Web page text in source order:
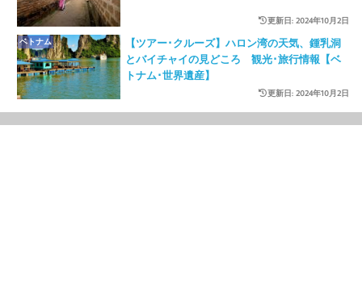
更新日: 2024年10月2日
【ツアー･クルーズ】ハロン湾の天気、鍾乳洞
とバイチャイの見どころ 観光･旅行情報【ベ
トナム･世界遺産】
ベトナム
更新日: 2024年10月2日